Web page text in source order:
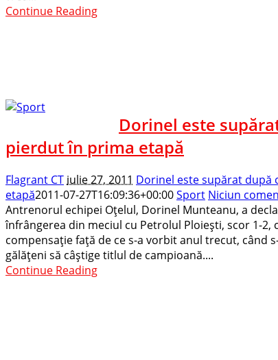
Continue Reading
Dorinel este
pierdut în prima etapă
Flagrant CT iulie 27, 2011 Dorinel este supărat după
etapă2011-07-27T16:09:36+00:00Sport Niciun
Antrenorul echipei Oţelul, Dorinel Munteanu, a
înfrângerea din meciul cu Petrolul Ploieşti, scor 1-2,
compensaţie faţă de ce s-a vorbit anul trecut, când
gălăţeni să câştige titlul de campioană....
Continue Reading